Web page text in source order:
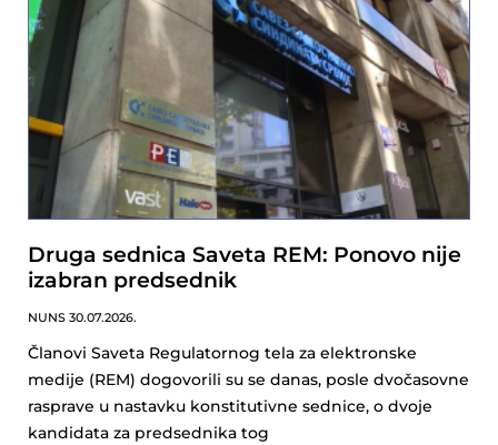
Druga sednica Saveta REM: Ponovo nije
izabran predsednik
NUNS 30.07.2026.
Članovi Saveta Regulatornog tela za elektronske
medije (REM) dogovorili su se danas, posle dvočasovne
rasprave u nastavku konstitutivne sednice, o dvoje
kandidata za predsednika tog